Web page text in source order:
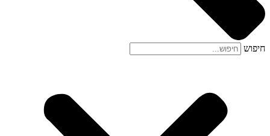
חיפוש